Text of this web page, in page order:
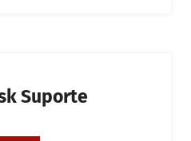
Suporte